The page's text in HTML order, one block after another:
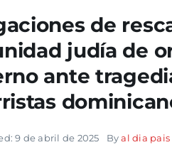
de
judía de
ante
9 de abril de 2025 Byal dia pais